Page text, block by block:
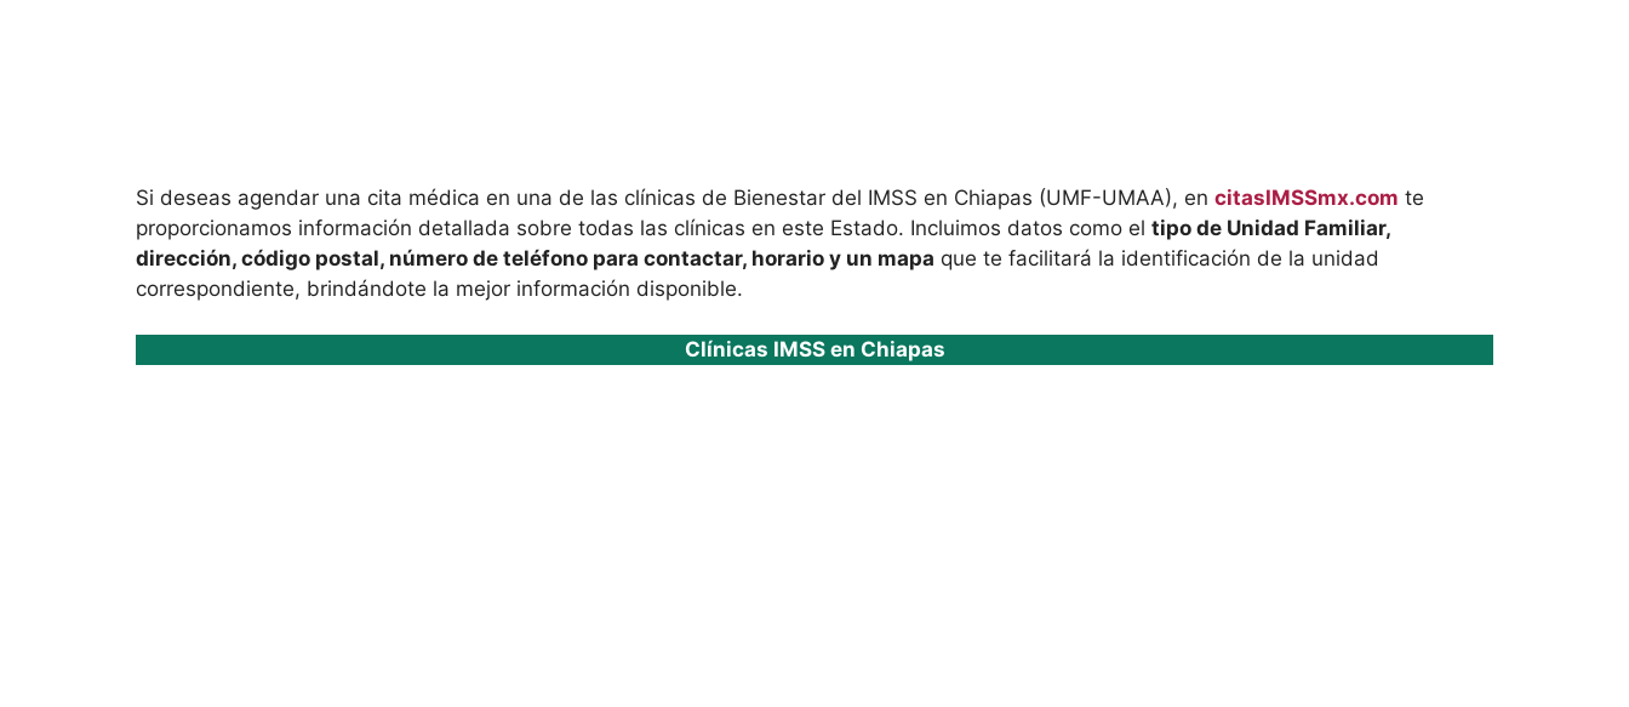
Si deseas agendar una cita médica en una de las clínicas de Bienestar del IMSS en Chiapas (UMF-UMAA), en citasIMSSmx.com te
proporcionamos información detallada sobre todas las clínicas en este Estado. Incluimos datos como el tipo de Unidad Familiar,
dirección, código postal, número de teléfono para contactar, horario y un mapa que te facilitará la identificación de la unidad
correspondiente, brindándote la mejor información disponible.
Clínicas IMSS en Chiapas